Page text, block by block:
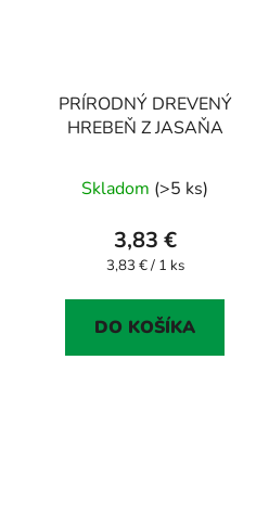
PRÍRODNÝ DREVENÝ
HREBEŇ Z JASAŇA
Skladom (>5 ks)
3,83 €
Jednotková
3,83 € / 1 ks
DO KOŠÍKA